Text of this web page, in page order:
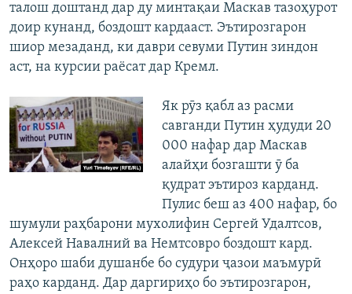
талош доштанд дар ду минтақаи Маскав тазоҳурот
доир кунанд, боздошт кардааст. Эътирозгарон
шиор мезаданд, ки даври севуми Путин зиндон
аст, на курсии раёсат дар Кремл.
Як рӯз қабл аз расми
савганди Путин ҳудуди 20
000 нафар дар Маскав
алайҳи бозгашти ӯ ба
қудрат эътироз карданд.
Пулис беш аз 400 нафар, бо
шумули раҳбарони мухолифин Сергей Удалтсов,
Алексей Навалний ва Немтсовро боздошт кард.
Онҳоро шаби душанбе бо судури ҷазои маъмурӣ
раҳо карданд. Дар даргириҳо бо эътирозгарон,